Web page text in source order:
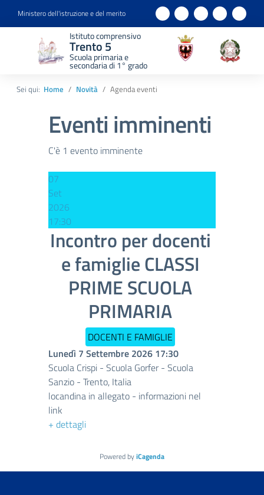
Ministero dell'istruzione e del merito
Istituto comprensivo
Trento 5
Scuola primaria e
secondaria di 1° grado
Sei qui: Home Novità Agenda eventi
Eventi imminenti
C'è 1 evento imminente
07
Set
2026
17:30
Incontro per docenti
e famiglie CLASSI
PRIME SCUOLA
PRIMARIA
DOCENTI E FAMIGLIE
Lunedì 7 Settembre 2026 17:30
Scuola Crispi - Scuola Gorfer - Scuola
Sanzio - Trento, Italia
locandina in allegato - informazioni nel
link
+ dettagli
Powered byiCagenda